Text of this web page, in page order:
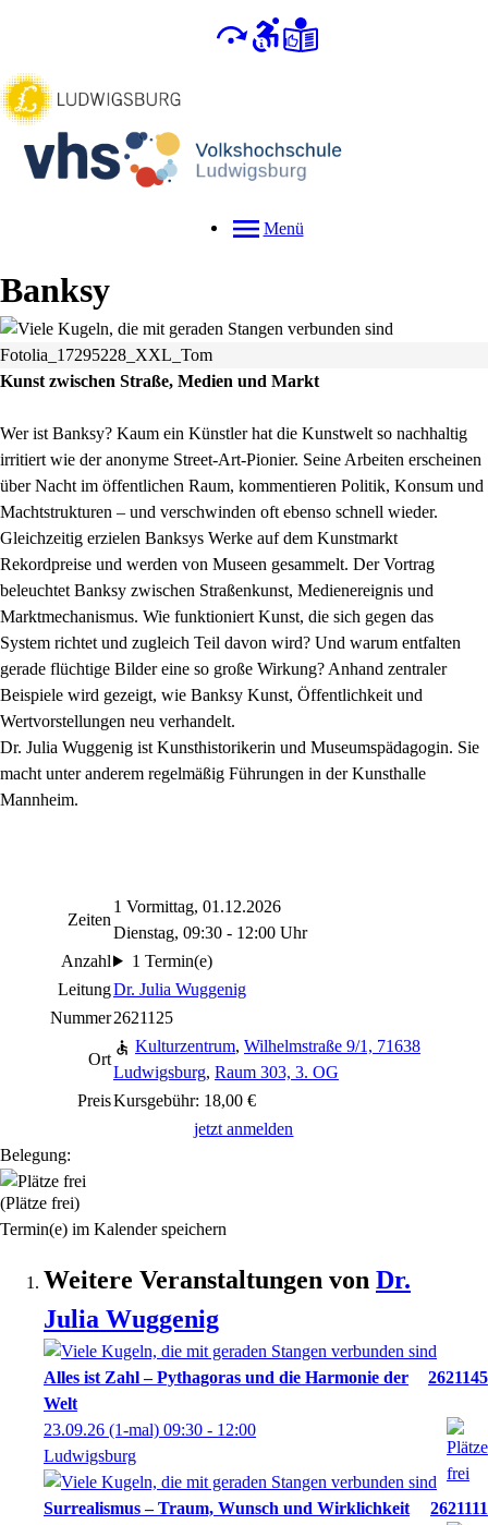
Menü
Banksy
Fotolia_17295228_XXL_Tom
Kunst zwischen Straße, Medien und Markt
Wer ist Banksy? Kaum ein Künstler hat die Kunstwelt so nachhaltig
irritiert wie der anonyme Street-Art-Pionier. Seine Arbeiten erscheinen
über Nacht im öffentlichen Raum, kommentieren Politik, Konsum und
Machtstrukturen – und verschwinden oft ebenso schnell wieder.
Gleichzeitig erzielen Banksys Werke auf dem Kunstmarkt
Rekordpreise und werden von Museen gesammelt. Der Vortrag
beleuchtet Banksy zwischen Straßenkunst, Medienereignis und
Marktmechanismus. Wie funktioniert Kunst, die sich gegen das
System richtet und zugleich Teil davon wird? Und warum entfalten
gerade flüchtige Bilder eine so große Wirkung? Anhand zentraler
Beispiele wird gezeigt, wie Banksy Kunst, Öffentlichkeit und
Wertvorstellungen neu verhandelt.
Dr. Julia Wuggenig ist Kunsthistorikerin und Museumspädagogin. Sie
macht unter anderem regelmäßig Führungen in der Kunsthalle
Mannheim.
Zeiten
1 Vormittag, 01.12.2026
Dienstag, 09:30 - 12:00 Uhr
Anzahl
1 Termin(e)
LeitungDr. Julia Wuggenig
Nummer2621125
Ort
Kulturzentrum, Wilhelmstraße 9/1, 71638
Ludwigsburg, Raum 303, 3. OG
PreisKursgebühr: 18,00 €
jetzt anmelden
Belegung:
(Plätze frei)
Termin(e) im Kalender speichern
Weitere Veranstaltungen von Dr.
Julia Wuggenig
Alles ist Zahl – Pythagoras und die Harmonie der
Welt
2621145
23.09.26 (1-mal) 09:30 - 12:00
Ludwigsburg
Surrealismus – Traum, Wunsch und Wirklichkeit
2621111